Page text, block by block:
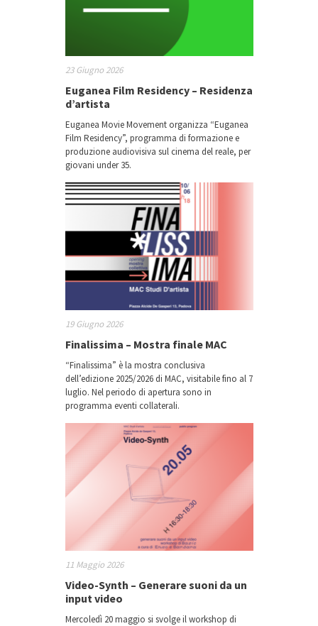
23 Giugno 2026
Euganea Film Residency – Residenza
d’artista
Euganea Movie Movement organizza “Euganea
Film Residency”, programma di formazione e
produzione audiovisiva sul cinema del reale, per
giovani under 35.
19 Giugno 2026
Finalissima – Mostra finale MAC
“Finalissima” è la mostra conclusiva
dell’edizione 2025/2026 di MAC, visitabile fino al 7
luglio. Nel periodo di apertura sono in
programma eventi collaterali.
11 Maggio 2026
Video-Synth – Generare suoni da un
input video
Mercoledì 20 maggio si svolge il workshop di